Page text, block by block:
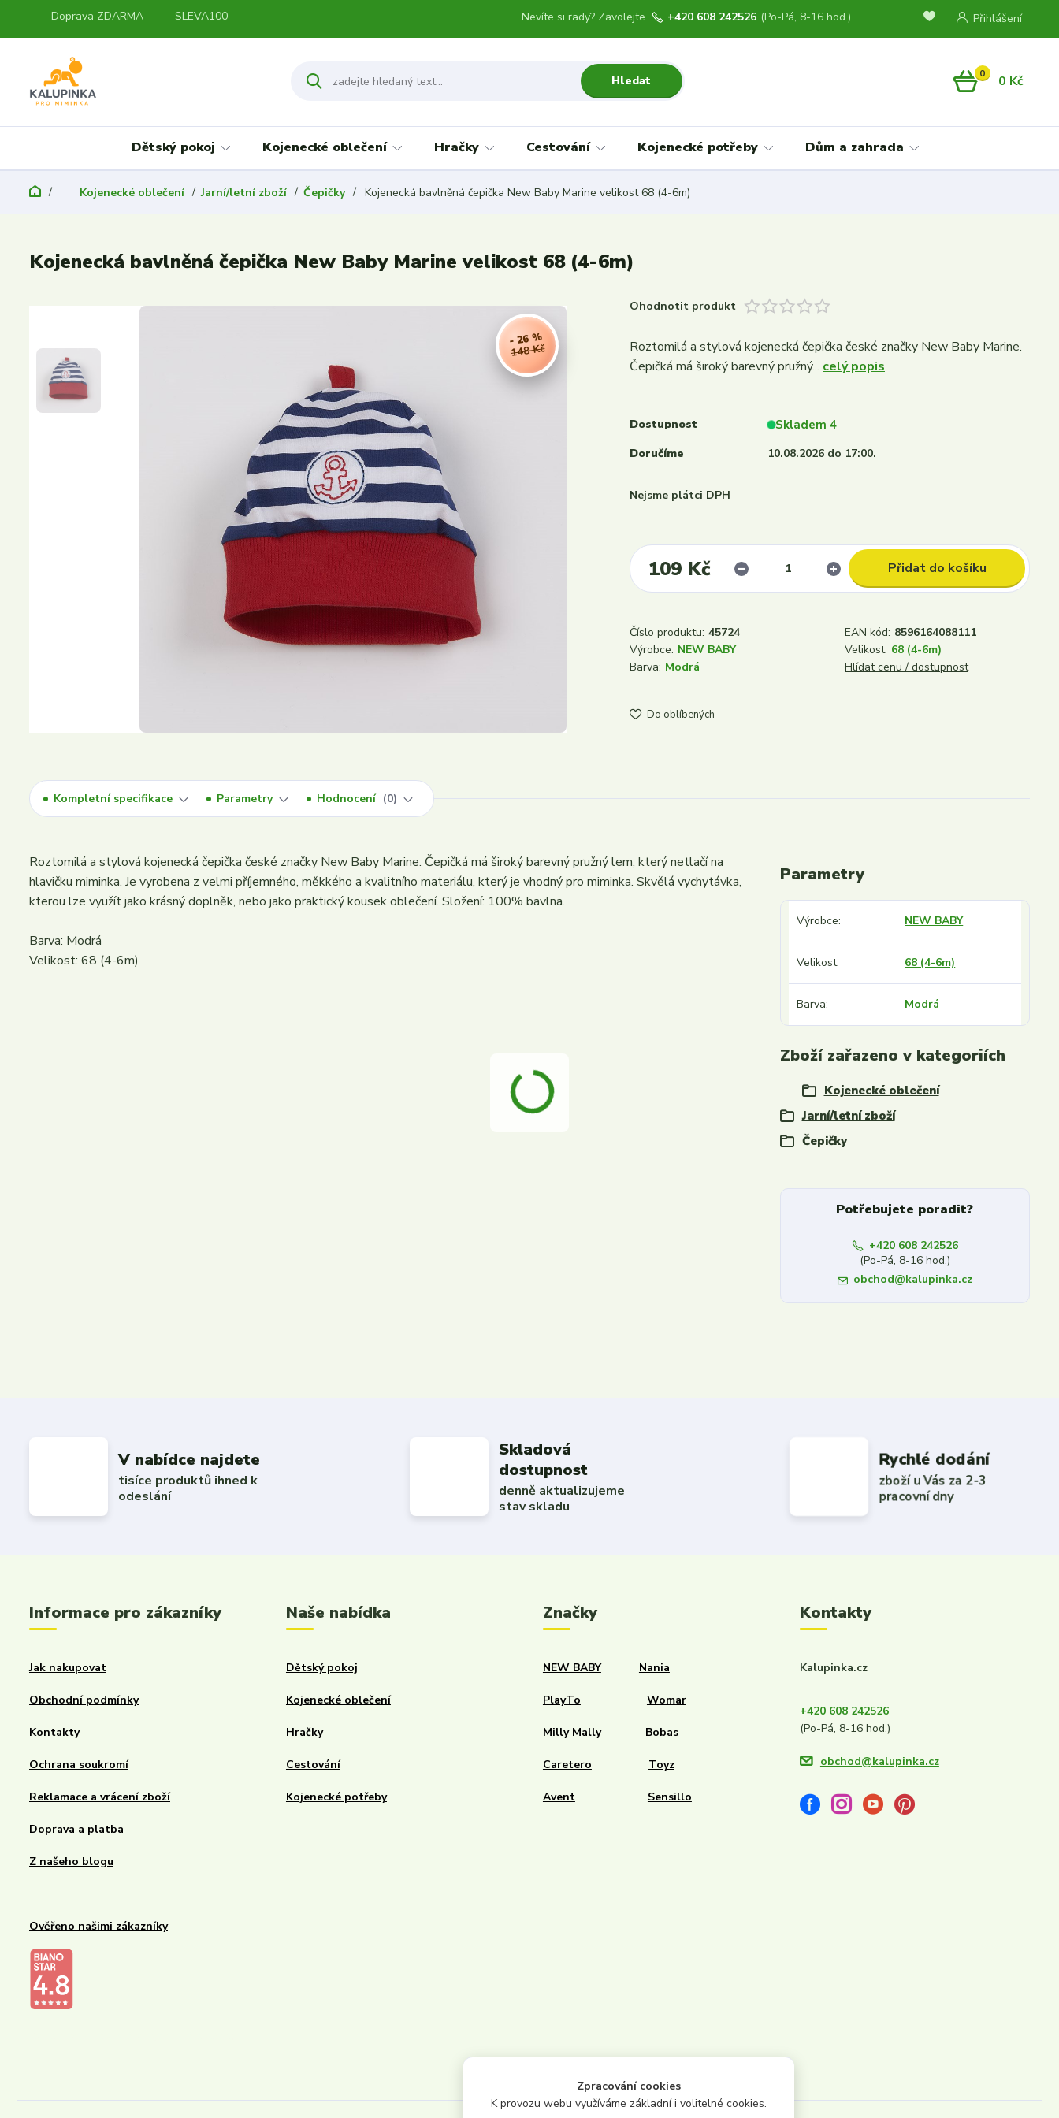
Doprava ZDARMA SLEVA100 Přihlášení
Hledat
Nevíte si rady? Zavolejte. +420 608 242526 (Po-Pá, 8-16 hod.)
0 0 Kč
Dětský pokoj Kojenecké oblečení Hračky Cestování Kojenecké potřeby Dům a zahrada
Kojenecké oblečení Jarní/letní zboží Čepičky Kojenecká bavlněná čepička New Baby Marine velikost 68 (4-6m)
Kojenecká bavlněná čepička New Baby Marine velikost 68 (4-6m)
148 Kč
- 26 %
Ohodnotit produkt
Roztomilá a stylová kojenecká čepička české značky New Baby Marine.
Čepičká má široký barevný pružný... celý popis
Dostupnost Skladem 4
Doručíme 10.08.2026 do 17:00.
Nejsme plátci DPH
109 Kč Přidat do košíku
Číslo produktu: 45724 EAN kód: 8596164088111
Výrobce: NEW BABY Velikost: 68 (4-6m)
Barva: Modrá Hlídat cenu / dostupnost
Do oblíbených
Kompletní specifikace Parametry Hodnocení 0
Roztomilá a stylová kojenecká čepička české značky New Baby Marine. Čepičká má široký barevný pružný lem, který netlačí na
hlavičku miminka. Je vyrobena z velmi příjemného, měkkého a kvalitního materiálu, který je vhodný pro miminka. Skvělá vychytávka,
kterou lze využít jako krásný doplněk, nebo jako praktický kousek oblečení. Složení: 100% bavlna.
Barva: Modrá
Velikost: 68 (4-6m)
Parametry
Výrobce NEW BABY
Velikost 68 (4-6m)
Barva Modrá
Zboží zařazeno v kategoriích
Kojenecké oblečení
Jarní/letní zboží
Čepičky
Potřebujete poradit?
+420 608 242526
(Po-Pá, 8-16 hod.)
obchod@kalupinka.cz
V nabídce najdete
tisíce produktů ihned k
odeslání
Skladová
dostupnost
denně aktualizujeme
stav skladu
Rychlé dodání
zboží u Vás za 2-3
pracovní dny
Informace pro zákazníky
Jak nakupovat
Obchodní podmínky
Kontakty
Ochrana soukromí
Reklamace a vrácení zboží
Doprava a platba
Z našeho blogu
Ověřeno našimi zákazníky
Naše nabídka
Dětský pokoj
Kojenecké oblečení
Hračky
Cestování
Kojenecké potřeby
Značky
NEW BABY Nania
PlayTo Womar
Milly Mally Bobas
Caretero Toyz
Avent Sensillo
Kontakty
Kalupinka.cz
+420 608 242526
(Po-Pá, 8-16 hod.)
obchod@kalupinka.cz
Zpracování cookies
K provozu webu využíváme základní i volitelné cookies.